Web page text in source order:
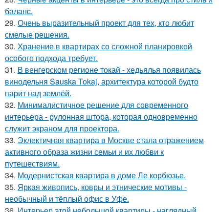
баланс.
29. Очень выразительный проект для тех, кто любит
смелые решения.
30. Хранение в квартирах со сложной планировкой
особого подхода требует.
31. В венгерском регионе токай - хедьялья появилась
винодельня Sauska Tokaj, архитектура которой будто
парит над землёй.
32. Минималистичное решение для современного
интерьера - рулонная штора, которая одновременно
служит экраном для проектора.
33. Эклектичная квартира в Москве стала отражением
активного образа жизни семьи и их любви к
путешествиям.
34. Модернистская квартира в доме Ле корбюзье.
35. Яркая живопись, ковры и этнические мотивы -
необычный и тёплый офис в Уфе.